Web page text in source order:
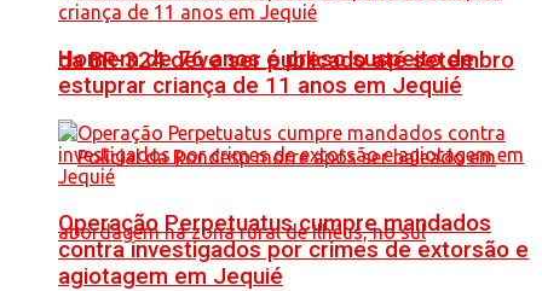
da BR-324 deve ser publicado até setembro
Homem de 76 anos é preso suspeito de
estuprar criança de 11 anos em Jequié
Operação Perpetuatus cumpre mandados
contra investigados por crimes de extorsão e
agiotagem em Jequié